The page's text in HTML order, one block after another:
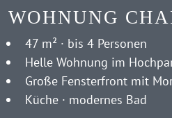
WOHNUNG
47 m² · bis 4 Personen
Helle Wohnung im
Große Fensterfront mit
Küche · modernes Bad